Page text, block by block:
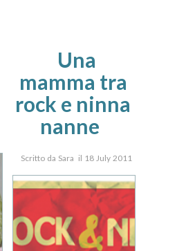
Una
mamma tra
rock e ninna
nanne
Scritto da Sara il 18 July 2011